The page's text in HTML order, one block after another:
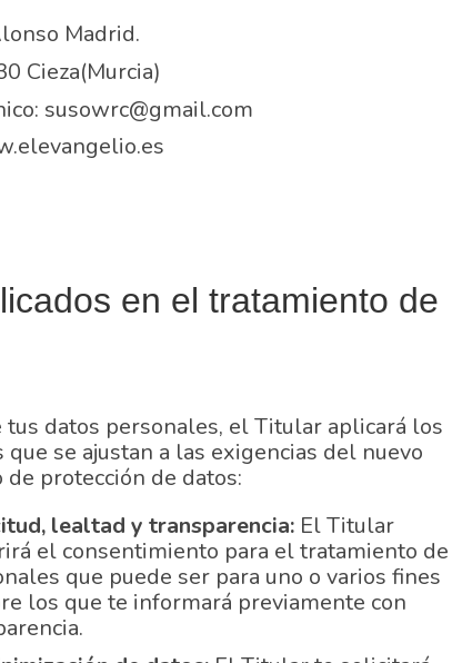
Madrid.
Cieza(Murcia)
susowrc@gmail.com
en el tratamiento de
datos personales, el Titular aplicará los
se ajustan a las exigencias del nuevo
protección de datos:
lealtad y transparencia: El Titular
el consentimiento para el tratamiento de
que puede ser para uno o varios fines
los que te informará previamente con